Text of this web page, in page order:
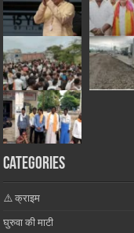
Categories
⚠️ क्राइम
घुरुवा की माटी